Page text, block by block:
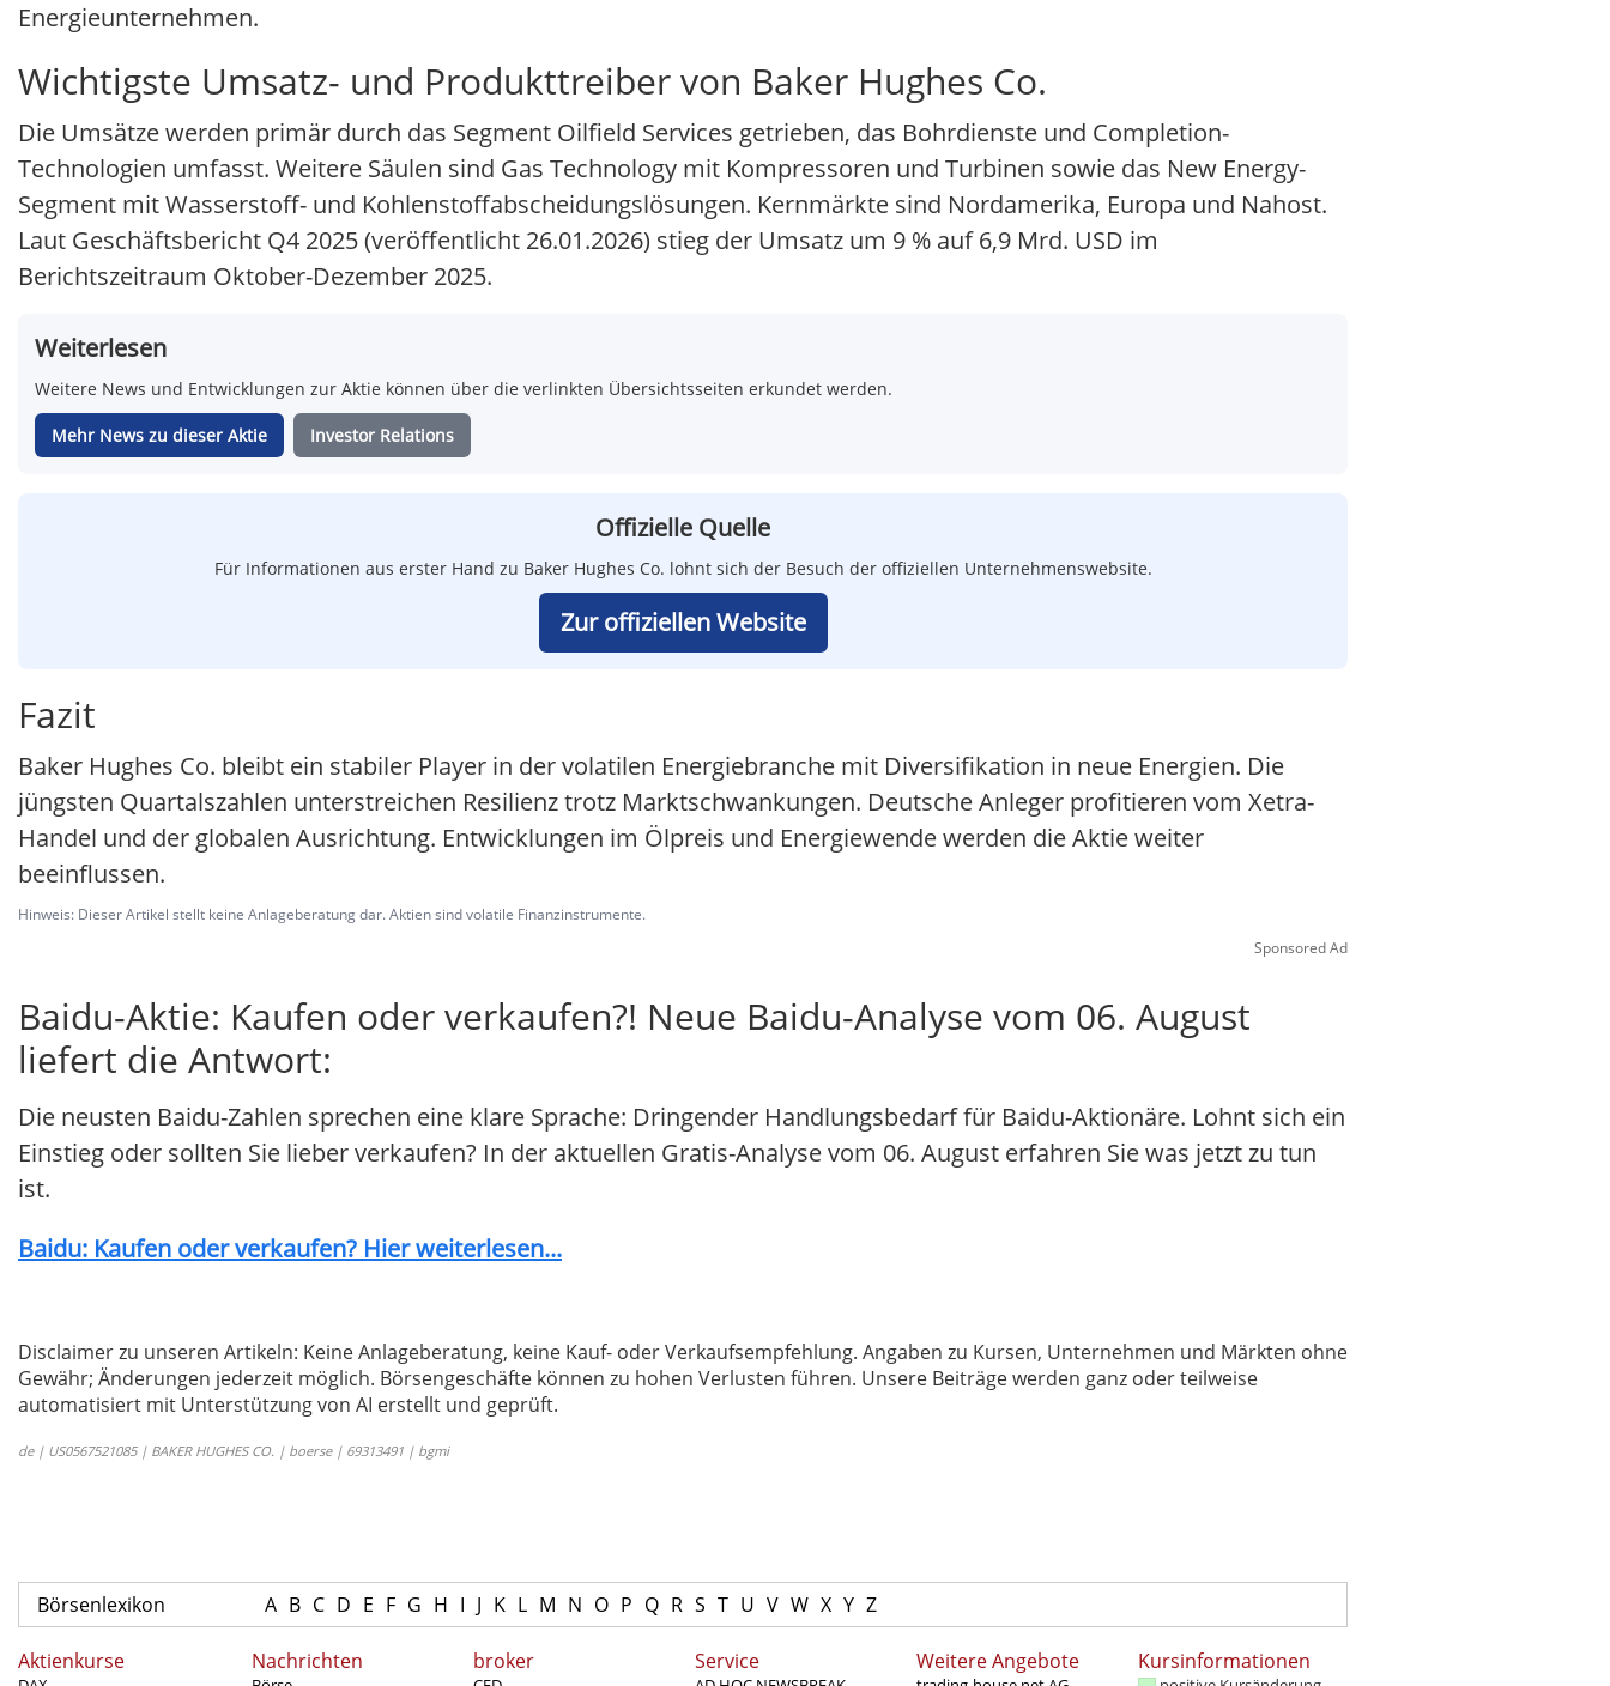
Energieunternehmen.
Wichtigste Umsatz- und Produkttreiber von Baker Hughes Co.
Die Umsätze werden primär durch das Segment Oilfield Services getrieben, das Bohrdienste und Completion-
Technologien umfasst. Weitere Säulen sind Gas Technology mit Kompressoren und Turbinen sowie das New Energy-
Segment mit Wasserstoff- und Kohlenstoffabscheidungslösungen. Kernmärkte sind Nordamerika, Europa und Nahost.
Laut Geschäftsbericht Q4 2025 (veröffentlicht 26.01.2026) stieg der Umsatz um 9 % auf 6,9 Mrd. USD im
Berichtszeitraum Oktober-Dezember 2025.
Weiterlesen
Weitere News und Entwicklungen zur Aktie können über die verlinkten Übersichtsseiten erkundet werden.
Mehr News zu dieser Aktie Investor Relations
Offizielle Quelle
Für Informationen aus erster Hand zu Baker Hughes Co. lohnt sich der Besuch der offiziellen Unternehmenswebsite.
Zur offiziellen Website
Fazit
Baker Hughes Co. bleibt ein stabiler Player in der volatilen Energiebranche mit Diversifikation in neue Energien. Die
jüngsten Quartalszahlen unterstreichen Resilienz trotz Marktschwankungen. Deutsche Anleger profitieren vom Xetra-
Handel und der globalen Ausrichtung. Entwicklungen im Ölpreis und Energiewende werden die Aktie weiter
beeinflussen.
Hinweis: Dieser Artikel stellt keine Anlageberatung dar. Aktien sind volatile Finanzinstrumente.
Sponsored Ad
Baidu-Aktie: Kaufen oder verkaufen?! Neue Baidu-Analyse vom 06. August
liefert die Antwort:
Die neusten Baidu-Zahlen sprechen eine klare Sprache: Dringender Handlungsbedarf für Baidu-Aktionäre. Lohnt sich ein
Einstieg oder sollten Sie lieber verkaufen? In der aktuellen Gratis-Analyse vom 06. August erfahren Sie was jetzt zu tun
ist.
Baidu: Kaufen oder verkaufen? Hier weiterlesen...
Disclaimer zu unseren Artikeln: Keine Anlageberatung, keine Kauf- oder Verkaufsempfehlung. Angaben zu Kursen, Unternehmen und Märkten ohne
Gewähr; Änderungen jederzeit möglich. Börsengeschäfte können zu hohen Verlusten führen. Unsere Beiträge werden ganz oder teilweise
automatisiert mit Unterstützung von AI erstellt und geprüft.
de | US0567521085 | BAKER HUGHES CO. | boerse | 69313491 | bgmi
Börsenlexikon A B C D E F G H I J K L M N O P Q R S T U V W X Y Z
Aktienkurse Nachrichten broker Service Weitere Angebote Kursinformationen